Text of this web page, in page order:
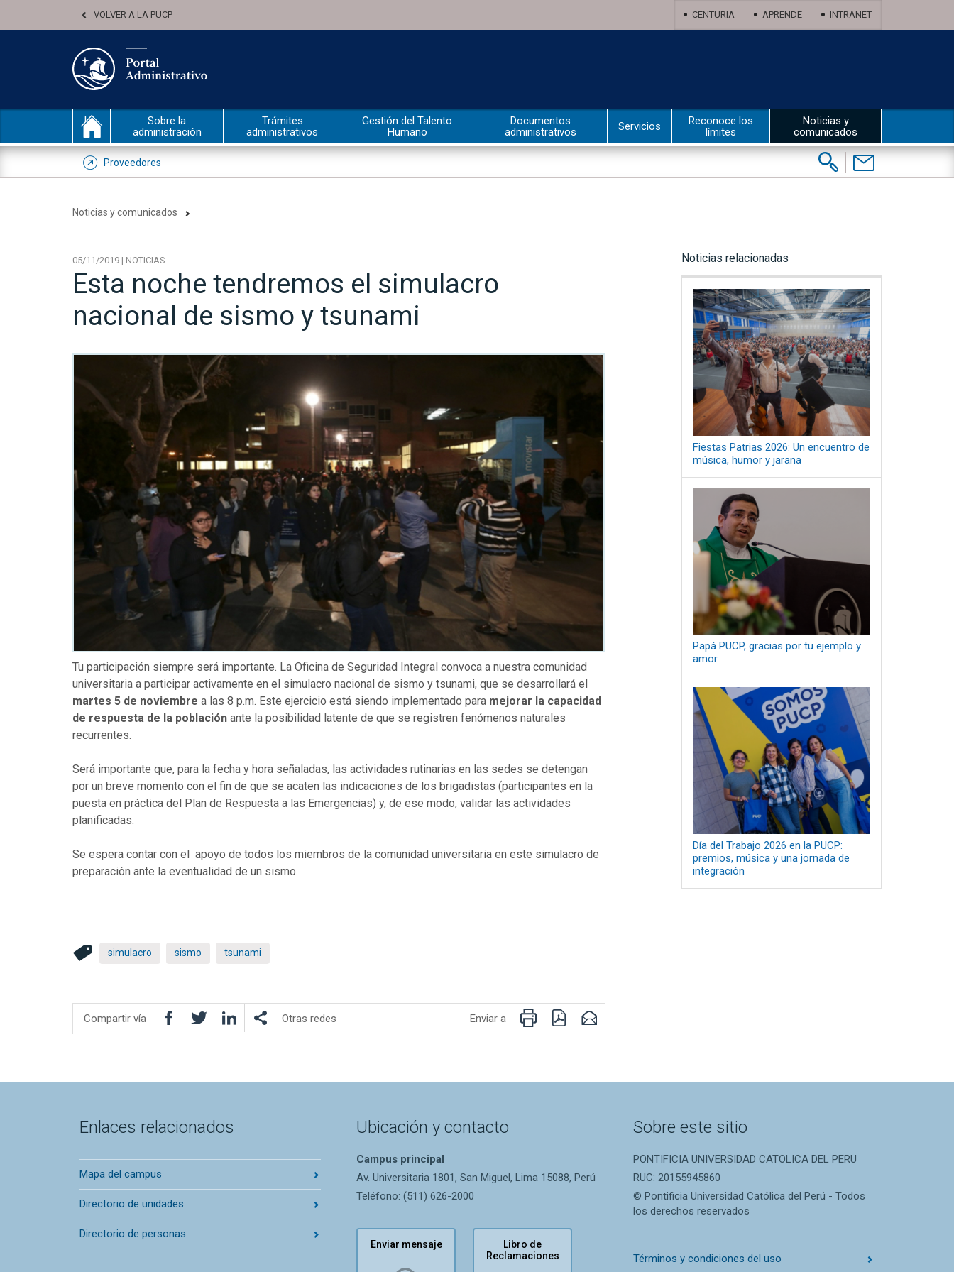
VOLVER A LA PUCP CENTURIA APRENDE INTRANET
Sobre la
administración
Trámites
administrativos
Gestión del Talento
Humano
Documentos
administrativos
Servicios
Reconoce los
límites
Noticias y
comunicados
Proveedores Buscar:
Contáctenos
Noticias y comunicados
05/11/2019 | NOTICIAS
Esta noche tendremos el simulacro
nacional de sismo y tsunami
Tu participación siempre será importante. La Oficina de Seguridad Integral convoca a nuestra comunidad
universitaria a participar activamente en el simulacro nacional de sismo y tsunami, que se desarrollará el
martes 5 de noviembre a las 8 p.m. Este ejercicio está siendo implementado para mejorar la capacidad
de respuesta de la población ante la posibilidad latente de que se registren fenómenos naturales
recurrentes.
Será importante que, para la fecha y hora señaladas, las actividades rutinarias en las sedes se detengan
por un breve momento con el fin de que se acaten las indicaciones de los brigadistas (participantes en la
puesta en práctica del Plan de Respuesta a las Emergencias) y, de ese modo, validar las actividades
planificadas.
Se espera contar con el apoyo de todos los miembros de la comunidad universitaria en este simulacro de
preparación ante la eventualidad de un sismo.
simulacro sismo tsunami
Compartir vía FacebookTwitterLinkedIn Otras redes Enviar a ImprimirPDF Email
Noticias relacionadas
Fiestas Patrias 2026: Un encuentro de
música, humor y jarana
Papá PUCP, gracias por tu ejemplo y
amor
Día del Trabajo 2026 en la PUCP:
premios, música y una jornada de
integración
Enlaces relacionados
Mapa del campus
Directorio de unidades
Directorio de personas
Ubicación y contacto
Campus principal
Av. Universitaria 1801, San Miguel, Lima 15088, Perú
Teléfono: (511) 626-2000
Enviar mensaje
Libro de
Reclamaciones
Sobre este sitio
PONTIFICIA UNIVERSIDAD CATOLICA DEL PERU
RUC: 20155945860
© Pontificia Universidad Católica del Perú - Todos
los derechos reservados
Términos y condiciones del uso